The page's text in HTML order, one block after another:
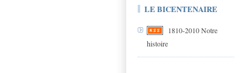
LE BICENTENAIRE
1810-2010 Notre
histoire